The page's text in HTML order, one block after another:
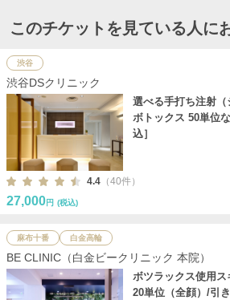
このチケットを見ている人に
渋谷
渋谷DSクリニック
選べる手打ち注射
ボトックス 50単位
込］
4.4 （40件）
27,000円 (税込)
麻布十番 白金高輪
BE CLINIC（白金ビークリニック 本院）
ボツラックス使用ス
20単位（全顔）/引